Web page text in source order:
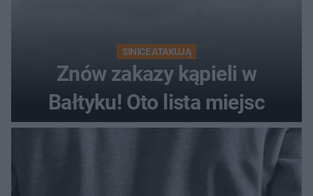
SINICE ATAKUJĄ
Znów zakazy kąpieli w
Bałtyku! Oto lista miejsc